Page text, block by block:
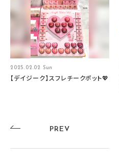
2025.02.02 Sun
【デイジーク】スフレチークポット💖
PREV